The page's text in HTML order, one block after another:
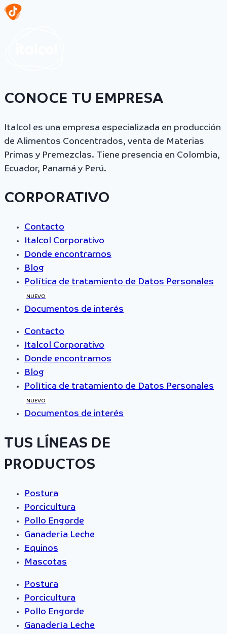
CONOCE TU EMPRESA
Italcol es una empresa especializada en producción
de Alimentos Concentrados, venta de Materias
Primas y Premezclas. Tiene presencia en Colombia,
Ecuador, Panamá y Perú.
CORPORATIVO
Contacto
Italcol Corporativo
Donde encontrarnos
Blog
Política de tratamiento de Datos Personales
NUEVO
Documentos de interés
Contacto
Italcol Corporativo
Donde encontrarnos
Blog
Política de tratamiento de Datos Personales
NUEVO
Documentos de interés
TUS LÍNEAS DE
PRODUCTOS
Postura
Porcicultura
Pollo Engorde
Ganadería Leche
Equinos
Mascotas
Postura
Porcicultura
Pollo Engorde
Ganadería Leche